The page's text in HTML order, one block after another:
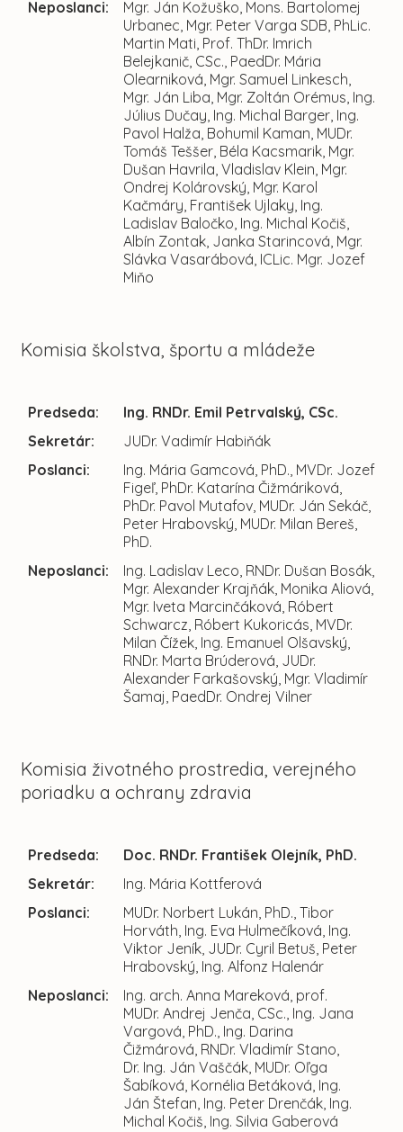
Neposlanci:
Mgr. Ján Kožuško, Mons. Bartolomej
Urbanec, Mgr. Peter Varga SDB, PhLic.
Martin Mati, Prof. ThDr. Imrich
Belejkanič, CSc., PaedDr. Mária
Olearniková, Mgr. Samuel Linkesch,
Mgr. Ján Liba, Mgr. Zoltán Orémus, Ing.
Július Dučay, Ing. Michal Barger, Ing.
Pavol Halža, Bohumil Kaman, MUDr.
Tomáš Teššer, Béla Kacsmarik, Mgr.
Dušan Havrila, Vladislav Klein, Mgr.
Ondrej Kolárovský, Mgr. Karol
Kačmáry, František Ujlaky, Ing.
Ladislav Baločko, Ing. Michal Kočiš,
Albín Zontak, Janka Starincová, Mgr.
Slávka Vasarábová, ICLic. Mgr. Jozef
Miňo
Komisia školstva, športu a mládeže
Predseda:
Ing. RNDr. Emil Petrvalský, CSc.
Sekretár:
JUDr. Vadimír Habiňák
Poslanci:
Ing. Mária Gamcová, PhD., MVDr. Jozef
Figeľ, PhDr. Katarína Čižmáriková,
PhDr. Pavol Mutafov, MUDr. Ján Sekáč,
Peter Hrabovský, MUDr. Milan Bereš,
PhD.
Neposlanci:
Ing. Ladislav Leco, RNDr. Dušan Bosák,
Mgr. Alexander Krajňák, Monika Aliová,
Mgr. Iveta Marcinčáková, Róbert
Schwarcz, Róbert Kukoricás, MVDr.
Milan Čížek, Ing. Emanuel Olšavský,
RNDr. Marta Brúderová, JUDr.
Alexander Farkašovský, Mgr. Vladimír
Šamaj, PaedDr. Ondrej Vilner
Komisia životného prostredia, verejného
poriadku a ochrany zdravia
Predseda:
Doc. RNDr. František Olejník, PhD.
Sekretár:
Ing. Mária Kottferová
Poslanci:
MUDr. Norbert Lukán, PhD., Tibor
Horváth, Ing. Eva Hulmečíková, Ing.
Viktor Jeník, JUDr. Cyril Betuš, Peter
Hrabovský, Ing. Alfonz Halenár
Neposlanci:
Ing. arch. Anna Mareková, prof.
MUDr. Andrej Jenča, CSc., Ing. Jana
Vargová, PhD., Ing. Darina
Čižmárová, RNDr. Vladimír Stano,
Dr. Ing. Ján Vaščák, MUDr. Oľga
Šabíková, Kornélia Betáková, Ing.
Ján Štefan, Ing. Peter Drenčák, Ing.
Michal Kočiš, Ing. Silvia Gaberová